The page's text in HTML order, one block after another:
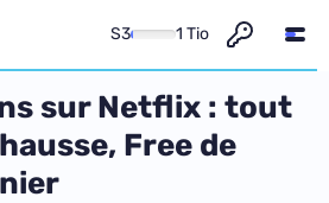
S3 1 Tio
sur Netflix : tout
Free de